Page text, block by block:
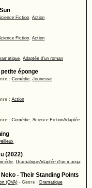
Fiction, Action
Fiction, Action
, Adaptée d'un roman
éponge
: Comédie, Jeunesse
: Action
: Comédie, Science FictionAdaptée
(2022)
, DramatiqueAdaptée d'un manga
- Their Standing Points
(OVA) - Genre : Dramatique